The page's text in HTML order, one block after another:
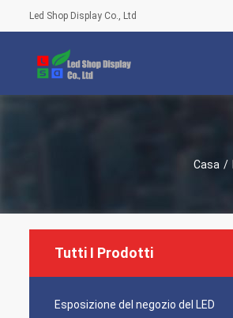
Led Shop Display Co., Ltd
Casa /
Tutti I Prodotti
Esposizione del negozio del LED